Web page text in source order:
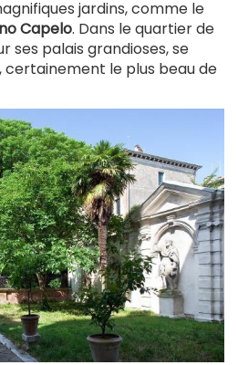
jardins, comme le
Capelo. Dans le quartier de
ses palais grandioses, se
certainement le plus beau de